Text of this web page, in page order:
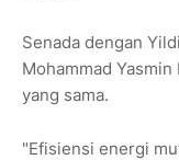
Senada dengan
Mohammad
yang sama.
"Efisiensi energi